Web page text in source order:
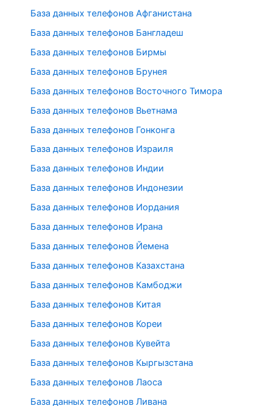
База данных телефонов Афганистана
База данных телефонов Бангладеш
База данных телефонов Бирмы
База данных телефонов Брунея
База данных телефонов Восточного Тимора
База данных телефонов Вьетнама
База данных телефонов Гонконга
База данных телефонов Израиля
База данных телефонов Индии
База данных телефонов Индонезии
База данных телефонов Иордания
База данных телефонов Ирана
База данных телефонов Йемена
База данных телефонов Казахстана
База данных телефонов Камбоджи
База данных телефонов Китая
База данных телефонов Кореи
База данных телефонов Кувейта
База данных телефонов Кыргызстана
База данных телефонов Лаоса
База данных телефонов Ливана